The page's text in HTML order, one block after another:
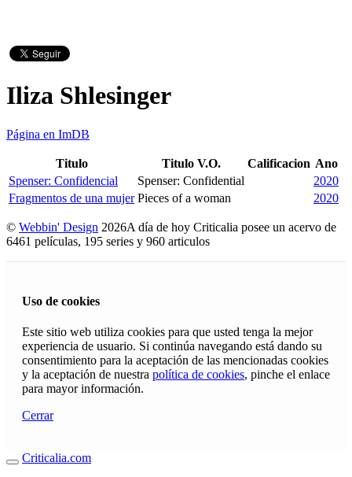
Iliza Shlesinger
Página en ImDB
Titulo Titulo V.O. Calificacion Ano
Spenser: Confidencial
Spenser: Confidential
2020
Fragmentos de una mujer Pieces of a woman 2020
© Webbin' Design 2026A día de hoy Criticalia posee un acervo de
6461 películas, 195 series y 960 articulos
Uso de cookies
Este sitio web utiliza cookies para que usted tenga la mejor
experiencia de usuario. Si continúa navegando está dando su
consentimiento para la aceptación de las mencionadas cookies
y la aceptación de nuestra política de cookies, pinche el enlace
para mayor información.
Cerrar
Criticalia.com